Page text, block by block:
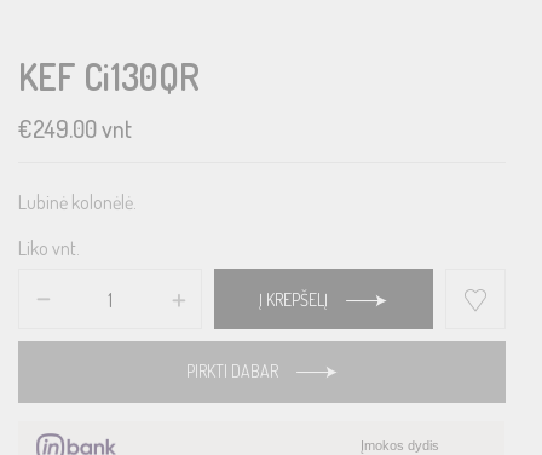
KEF Ci130QR
€249.00vnt
Lubinė kolonėlė.
Liko vnt.
Į KREPŠELĮ
PIRKTI DABAR
Įmokos dydis